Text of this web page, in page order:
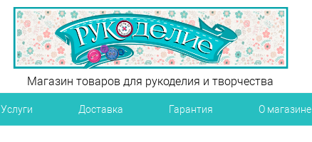
Магазин товаров для рукоделия и творчества
Услуги Доставка Гарантия О магазине